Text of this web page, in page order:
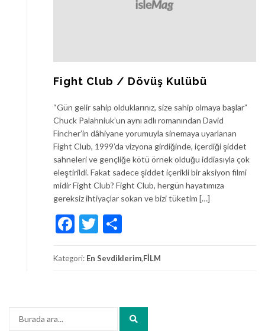
Fight Club / Dövüş Kulübü
“Gün gelir sahip olduklarınız, size sahip olmaya başlar”
Chuck Palahniuk’un aynı adlı romanından David
Fincher’in dâhiyane yorumuyla sinemaya uyarlanan
Fight Club, 1999’da vizyona girdiğinde, içerdiği şiddet
sahneleri ve gençliğe kötü örnek olduğu iddiasıyla çok
eleştirildi. Fakat sadece şiddet içerikli bir aksiyon filmi
midir Fight Club? Fight Club, hergün hayatımıza
gereksiz ihtiyaçlar sokan ve bizi tüketim […]
Facebook
Twitter
Kategori: En Sevdiklerim,FİLM